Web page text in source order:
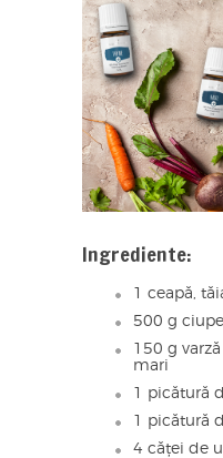
Ingrediente:
1 ceapă,
500 g
150 g
mari
1 picătură
1 picătură
4 căței de